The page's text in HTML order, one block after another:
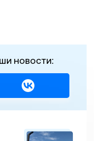
новости: